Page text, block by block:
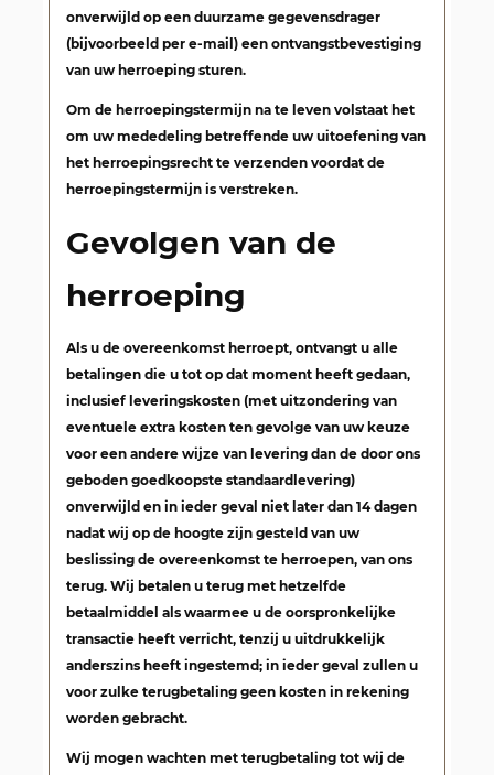
onverwijld op een duurzame gegevensdrager
(bijvoorbeeld per e-mail) een ontvangstbevestiging
van uw herroeping sturen.
Om de herroepingstermijn na te leven volstaat het
om uw mededeling betreffende uw uitoefening van
het herroepingsrecht te verzenden voordat de
herroepingstermijn is verstreken.
Gevolgen van de
herroeping
Als u de overeenkomst herroept, ontvangt u alle
betalingen die u tot op dat moment heeft gedaan,
inclusief leveringskosten (met uitzondering van
eventuele extra kosten ten gevolge van uw keuze
voor een andere wijze van levering dan de door ons
geboden goedkoopste standaardlevering)
onverwijld en in ieder geval niet later dan 14 dagen
nadat wij op de hoogte zijn gesteld van uw
beslissing de overeenkomst te herroepen, van ons
terug. Wij betalen u terug met hetzelfde
betaalmiddel als waarmee u de oorspronkelijke
transactie heeft verricht, tenzij u uitdrukkelijk
anderszins heeft ingestemd; in ieder geval zullen u
voor zulke terugbetaling geen kosten in rekening
worden gebracht.
Wij mogen wachten met terugbetaling tot wij de